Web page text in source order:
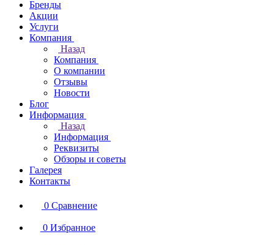
Бренды
Акции
Услуги
Компания
Назад
Компания
О компании
Отзывы
Новости
Блог
Информация
Назад
Информация
Реквизиты
Обзоры и советы
Галерея
Контакты
0 Сравнение
0 Избранное